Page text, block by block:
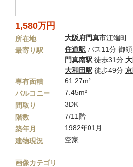
1,580万円
所在地 大阪府門真市江端町
最寄り駅
住道駅 バス11分 御
門真南駅 徒歩31分
大和田駅 徒歩49分
専有面積
61.27m²
バルコニー
7.45m²
間取り
3DK
階数
7/11階
築年月
1982年01月
建物現況
空家
画像カテゴリ